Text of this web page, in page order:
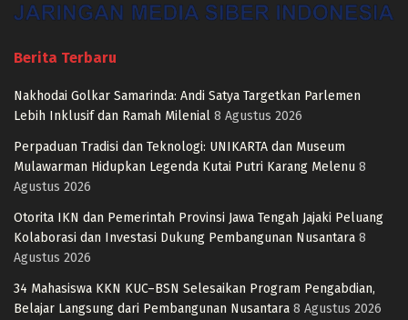
Berita Terbaru
Nakhodai Golkar Samarinda: Andi Satya Targetkan Parlemen
Lebih Inklusif dan Ramah Milenial 8 Agustus 2026
Perpaduan Tradisi dan Teknologi: UNIKARTA dan Museum
Mulawarman Hidupkan Legenda Kutai Putri Karang Melenu 8
Agustus 2026
Otorita IKN dan Pemerintah Provinsi Jawa Tengah Jajaki Peluang
Kolaborasi dan Investasi Dukung Pembangunan Nusantara 8
Agustus 2026
34 Mahasiswa KKN KUC–BSN Selesaikan Program Pengabdian,
Belajar Langsung dari Pembangunan Nusantara 8 Agustus 2026